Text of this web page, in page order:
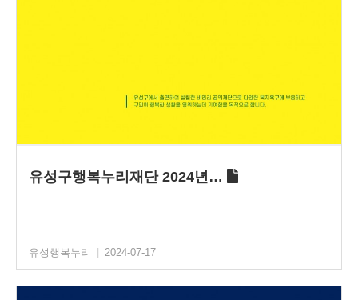
유성구행복누리재단 2024년…
유성행복누리 | 2024-07-17